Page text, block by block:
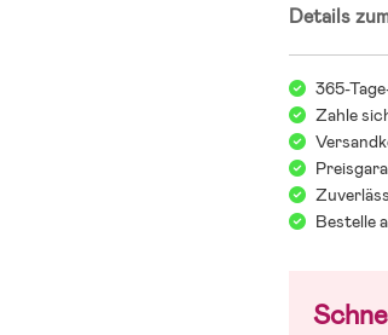
Details
365-
Zahle
Bestelle